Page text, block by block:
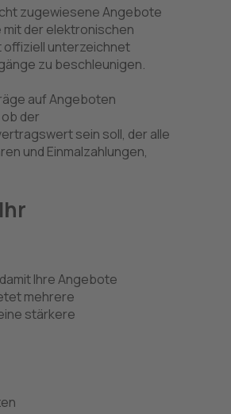
zugewiesene Angebote
der elektronischen
offiziell unterzeichnet
zu beschleunigen.
auf Angeboten
der
sein soll, der alle
und Einmalzahlungen,
Ihre Angebote
mehrere
stärkere